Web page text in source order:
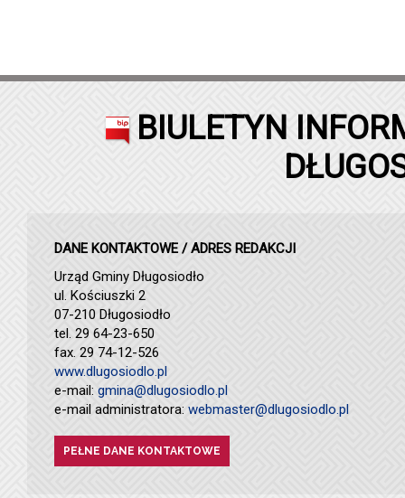
BIULETYN
DANE KONTAKTOWE / ADRES REDAKCJI
Urząd Gminy Długosiodło
ul. Kościuszki 2
07-210 Długosiodło
tel. 29 64-23-650
fax. 29 74-12-526
www.dlugosiodlo.pl
e-mail: gmina@dlugosiodlo.pl
e-mail administratora: webmaster@dlugosiodlo.pl
PEŁNE DANE KONTAKTOWE